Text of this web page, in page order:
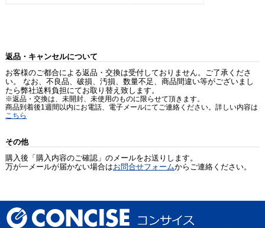
返品・キャンセルについて
お客様のご都合による返品・交換は受付しておりません。ご了承くださ
い。 なお、不良品、破損、汚損、数量不足、商品間違い等がございまし
たら弊社送料負担にてお取り替え致します。
※返品・交換は、未開封、未使用のものに限らせて頂きます。
商品到着後1週間以内にお電話、電子メールにてご連絡ください。詳しい内容は
こちら
その他
購入後「購入内容のご確認」のメールをお送りします。
万が一メールが届かない場合はお問合せフォームからご連絡ください。